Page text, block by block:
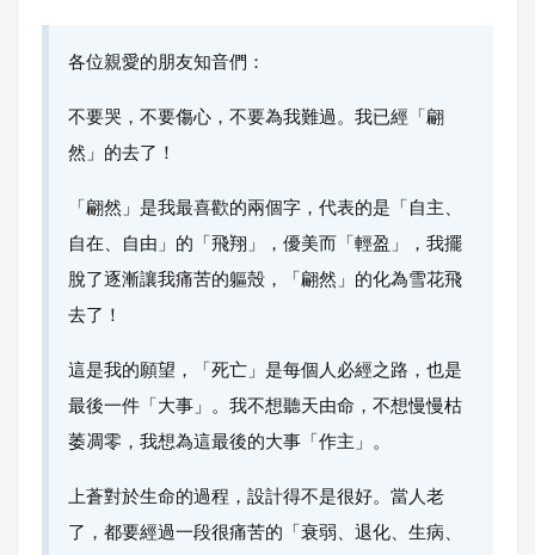
各位親愛的朋友知音們：
不要哭，不要傷心，不要為我難過。我已經「翩
然」的去了！
「翩然」是我最喜歡的兩個字，代表的是「自主、
自在、自由」的「飛翔」，優美而「輕盈」，我擺
脫了逐漸讓我痛苦的軀殼，「翩然」的化為雪花飛
去了！
這是我的願望，「死亡」是每個人必經之路，也是
最後一件「大事」。我不想聽天由命，不想慢慢枯
萎凋零，我想為這最後的大事「作主」。
上蒼對於生命的過程，設計得不是很好。當人老
了，都要經過一段很痛苦的「衰弱、退化、生病、